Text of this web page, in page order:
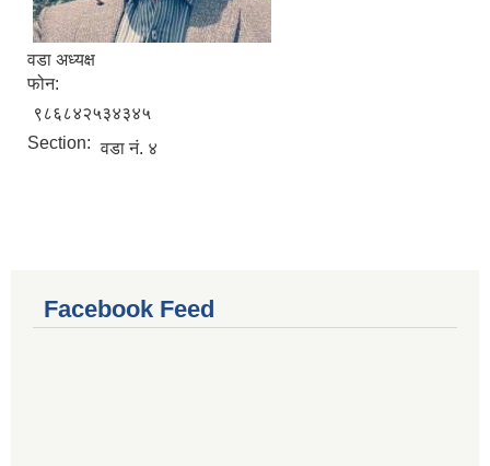
वडा अध्यक्ष
फोन:
९८६८४२५३४३४५
Section: वडा नं. ४
Facebook Feed